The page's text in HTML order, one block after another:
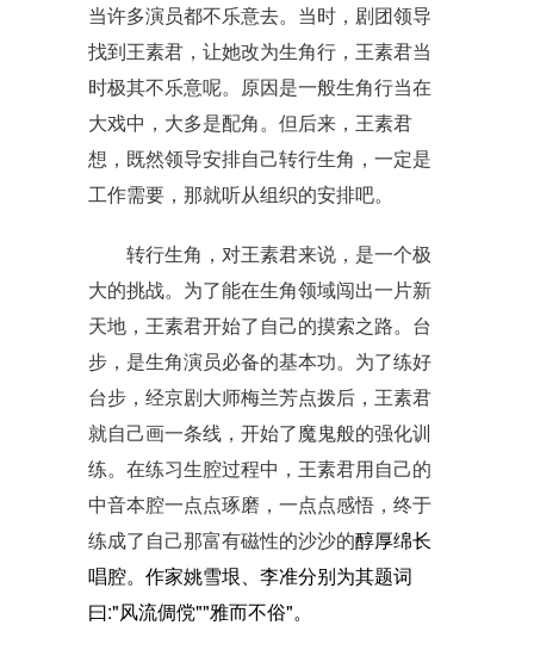
当许多演员都不乐意去。当时，剧团领导
找到王素君，让她改为生角行，王素君当
时极其不乐意呢。原因是一般生角行当在
大戏中，大多是配角。但后来，王素君
想，既然领导安排自己转行生角，一定是
工作需要，那就听从组织的安排吧。
转行生角，对王素君来说，是一个极
大的挑战。为了能在生角领域闯出一片新
天地，王素君开始了自己的摸索之路。台
步，是生角演员必备的基本功。为了练好
台步，经京剧大师梅兰芳点拨后，王素君
就自己画一条线，开始了魔鬼般的强化训
练。在练习生腔过程中，王素君用自己的
中音本腔一点点琢磨，一点点感悟，终于
练成了自己那富有磁性的沙沙的醇厚绵长
唱腔。 作家姚雪垠、李准分别为其题词
曰:"风流倜傥""雅而不俗"。